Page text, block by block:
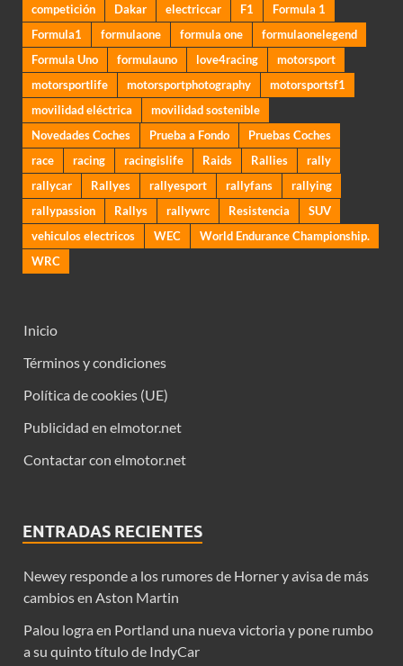
competición
Dakar electriccar F1
Formula 1
Formula1
formulaone formula one
formulaonelegend
Formula Uno
formulauno love4racing
motorsport
motorsportlife
motorsportphotography
motorsportsf1
movilidad eléctrica
movilidad sostenible
Novedades Coches
Prueba a Fondo
Pruebas Coches
race
racing racingislife Raids Rallies
rally
rallycar
Rallyes rallyesport rallyfans
rallying
rallypassion
Rallys rallywrc Resistencia
SUV
vehiculos electricos
WEC
World Endurance Championship.
WRC
Inicio
Términos y condiciones
Política de cookies (UE)
Publicidad en elmotor.net
Contactar con elmotor.net
ENTRADAS RECIENTES
Newey responde a los rumores de Horner y avisa de más
cambios en Aston Martin
Palou logra en Portland una nueva victoria y pone rumbo
a su quinto título de IndyCar